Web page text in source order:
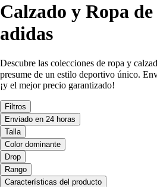
Calzado y Ropa
adidas
Descubre las colecciones de ropa y
presume de un estilo deportivo único.
¡y el mejor precio garantizado!
Filtros
Enviado en 24 horas
Talla
Color dominante
Drop
Rango
Características del producto